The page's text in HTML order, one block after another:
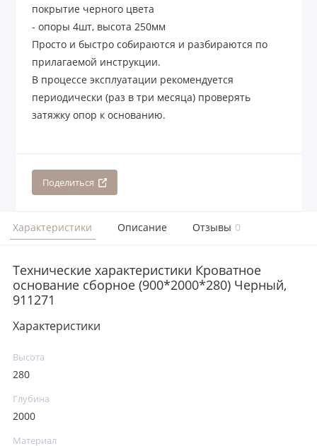
покрытие черного цвета
- опоры 4шт, высота 250мм
Просто и быстро собираются и разбираются по
прилагаемой инструкции.
В процессе эксплуатации рекомендуется
периодически (раз в три месяца) проверять
затяжку опор к основанию.
Поделиться
Характеристики Описание Отзывы 0
Технические характеристики Кроватное
основание сборное (900*2000*280) Черный,
911271
Характеристики
Высота
280
Глубина
2000
Материал